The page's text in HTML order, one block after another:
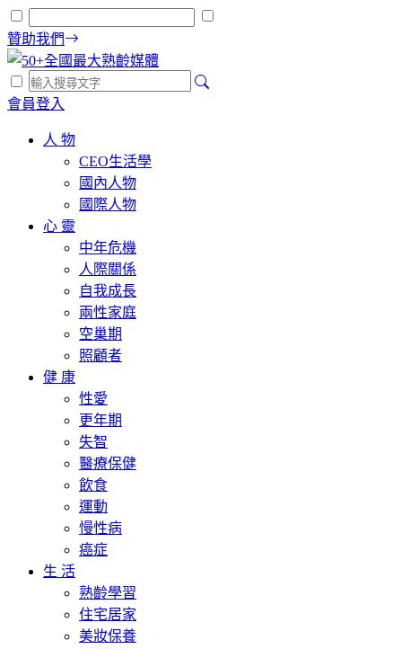
贊助我們
會員登入
人 物
CEO生活學
國內人物
國際人物
心 靈
中年危機
人際關係
自我成長
兩性家庭
空巢期
照顧者
健 康
性愛
更年期
失智
醫療保健
飲食
運動
慢性病
癌症
生 活
熟齡學習
住宅居家
美妝保養